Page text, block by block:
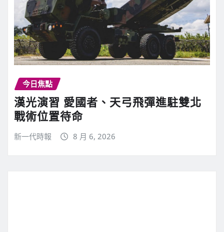
今日焦點
漢光演習 愛國者、天弓飛彈進駐雙北
戰術位置待命
新一代時報 8 月 6, 2026